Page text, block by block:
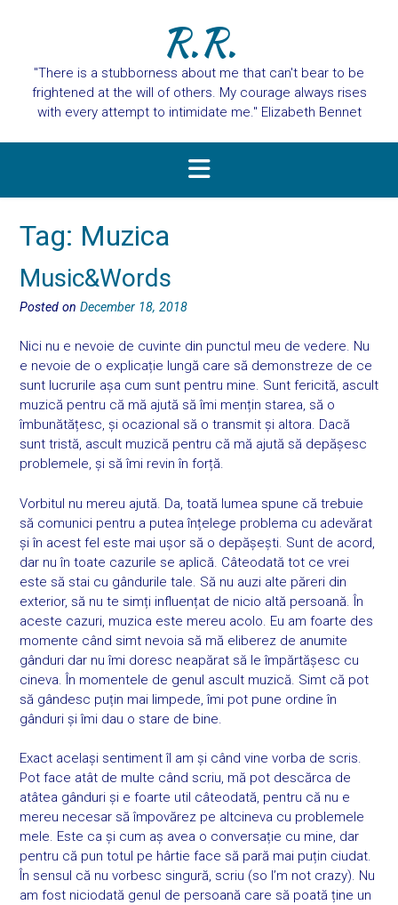
R.R.
"There is a stubborness about me that can't bear to be
frightened at the will of others. My courage always rises
with every attempt to intimidate me." Elizabeth Bennet
Tag: Muzica
Music&Words
Posted on December 18, 2018
Nici nu e nevoie de cuvinte din punctul meu de vedere. Nu
e nevoie de o explicație lungă care să demonstreze de ce
sunt lucrurile așa cum sunt pentru mine. Sunt fericită, ascult
muzică pentru că mă ajută să îmi mențin starea, să o
îmbunătățesc, și ocazional să o transmit și altora. Dacă
sunt tristă, ascult muzică pentru că mă ajută să depășesc
problemele, și să îmi revin în forță.
Vorbitul nu mereu ajută. Da, toată lumea spune că trebuie
să comunici pentru a putea înțelege problema cu adevărat
și în acest fel este mai ușor să o depășești. Sunt de acord,
dar nu în toate cazurile se aplică. Câteodată tot ce vrei
este să stai cu gândurile tale. Să nu auzi alte păreri din
exterior, să nu te simți influențat de nicio altă persoană. În
aceste cazuri, muzica este mereu acolo. Eu am foarte des
momente când simt nevoia să mă eliberez de anumite
gânduri dar nu îmi doresc neapărat să le împărtășesc cu
cineva. În momentele de genul ascult muzică. Simt că pot
să gândesc puțin mai limpede, îmi pot pune ordine în
gânduri și îmi dau o stare de bine.
Exact același sentiment îl am și când vine vorba de scris.
Pot face atât de multe când scriu, mă pot descărca de
atâtea gânduri și e foarte util câteodată, pentru că nu e
mereu necesar să împovărez pe altcineva cu problemele
mele. Este ca și cum aș avea o conversație cu mine, dar
pentru că pun totul pe hârtie face să pară mai puțin ciudat.
În sensul că nu vorbesc singură, scriu (so I’m not crazy). Nu
am fost niciodată genul de persoană care să poată ține un